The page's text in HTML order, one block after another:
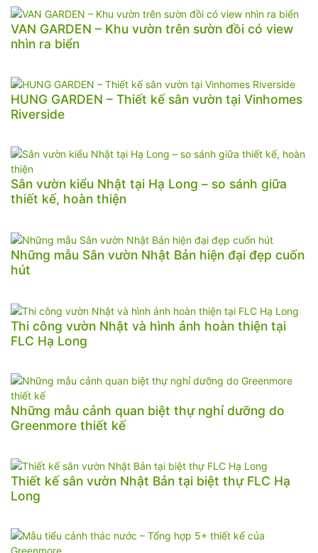
VAN GARDEN – Khu vườn trên sườn đồi có view
nhìn ra biển
HUNG GARDEN – Thiết kế sân vườn tại Vinhomes
Riverside
Sân vườn kiểu Nhật tại Hạ Long – so sánh giữa
thiết kế, hoàn thiện
Những mẫu Sân vườn Nhật Bản hiện đại đẹp cuốn
hút
Thi công vườn Nhật và hình ảnh hoàn thiện tại
FLC Hạ Long
Những mẫu cảnh quan biệt thự nghỉ dưỡng do
Greenmore thiết kế
Thiết kế sân vườn Nhật Bản tại biệt thự FLC Hạ
Long